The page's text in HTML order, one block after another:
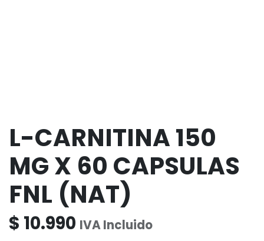
L-CARNITINA 150
MG X 60 CAPSULAS
FNL (NAT)
$ 10.990 IVA Incluido